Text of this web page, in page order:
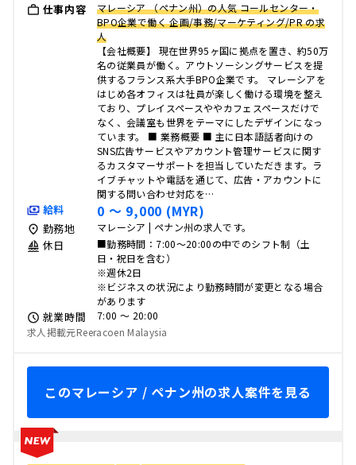
仕事内容
マレーシア （ペナン州）の人気 コールセンター・
BPO企業で働く 企画/事務/マーケティング/PR の求
人
【会社概要】 現在世界95ヶ国に拠点を置き、約50万
名の従業員が働く。アウトソーシングサービスを提
供するフランス系大手BPO企業です。 マレーシアを
はじめ各オフィスは社員が楽しく働ける環境を整え
ており、プレイスペースややカフェスペースだけで
なく、会議室も世界をテーマにしたデザインになっ
ています。 ■ 業務概要 ■ 主に日本語話者向けの
SNS広告サービスやアカウント管理サービスに関す
るカスタマーサポートを担当していただきます。ラ
イブチャットや電話を通じて、広告・アカウントに
関する問い合わせ対応を…
給料 0 〜 9,000 (MYR)
勤務地 マレーシア | ペナン州の求人です。
休日
■勤務時間：7:00～20:00の中でのシフト制（土
日・祝日を含む）
※週休2日
※ビジネスの状況により勤務時間が変更となる場合
があります
就業時間
7:00 〜 20:00
求人掲載元Reeracoen Malaysia
このマレーシア / ペナン州の求人案件を見る